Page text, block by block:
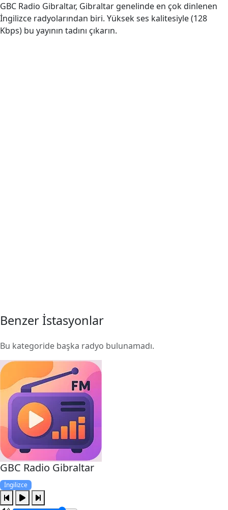
GBC Radio Gibraltar, Gibraltar genelinde en çok dinlenen
İngilizce radyolarından biri. Yüksek ses kalitesiyle (128
Kbps) bu yayının tadını çıkarın.
Benzer İstasyonlar
Bu kategoride başka radyo bulunamadı.
GBC Radio Gibraltar
İngilizce